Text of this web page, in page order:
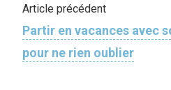
Article précédent
Partir en vacances avec
pour ne rien oublier